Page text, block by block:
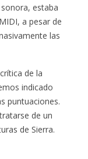
estaba
a pesar de
las
de la
indicado
puntuaciones.
de un
de Sierra.